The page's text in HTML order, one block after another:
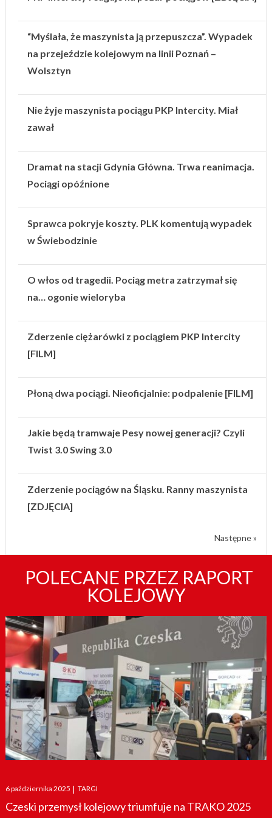
“Myślała, że maszynista ją przepuszcza”. Wypadek
na przejeździe kolejowym na linii Poznań –
Wolsztyn
Nie żyje maszynista pociągu PKP Intercity. Miał
zawał
Dramat na stacji Gdynia Główna. Trwa reanimacja.
Pociągi opóźnione
Sprawca pokryje koszty. PLK komentują wypadek
w Świebodzinie
O włos od tragedii. Pociąg metra zatrzymał się
na… ogonie wieloryba
Zderzenie ciężarówki z pociągiem PKP Intercity
[FILM]
Płoną dwa pociągi. Nieoficjalnie: podpalenie [FILM]
Jakie będą tramwaje Pesy nowej generacji? Czyli
Twist 3.0 Swing 3.0
Zderzenie pociągów na Śląsku. Ranny maszynista
[ZDJĘCIA]
Następne »
POLECANE PRZEZ RAPORT
KOLEJOWY
Posted
on
6 października 2025 | TARGI
Czeski przemysł kolejowy triumfuje na TRAKO 2025